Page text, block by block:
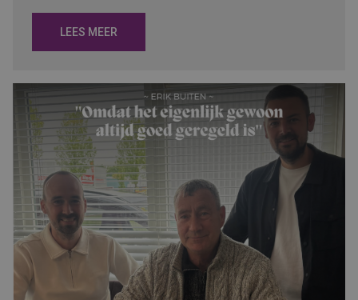
LEES MEER